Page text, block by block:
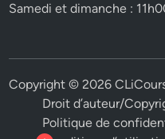
Samedi et dimanche :
Copyright © 2026
Droit d’auteur/
Politique de